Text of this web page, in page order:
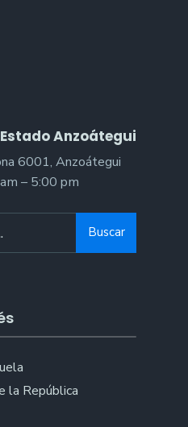
Anzoátegui
6001, Anzoátegui
– 5:00 pm
Buscar
la República